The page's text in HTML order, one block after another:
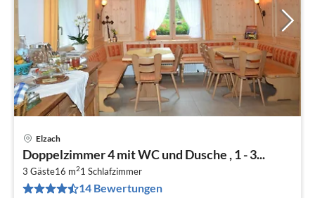
Elzach
Doppelzimmer 4 mit WC und Dusche , 1 - 3...
3 Gäste16 m21 Schlafzimmer
14 Bewertungen